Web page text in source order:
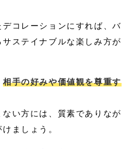
コレーションにすれば、バ
ステイナブルな楽しみ方が
相手の好みや価値観を尊重す
い方には、質素でありなが
ましょう。